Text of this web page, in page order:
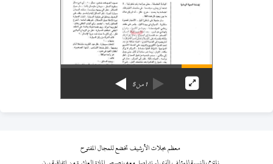
1من5
معظم مجلات الأرشيف تخضع للمجال المفتوح